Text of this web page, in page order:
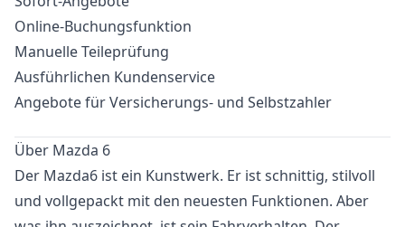
Online-Buchungsfunktion
Manuelle Teileprüfung
Ausführlichen Kundenservice
Angebote für Versicherungs- und Selbstzahler
Über Mazda 6
Der Mazda6 ist ein Kunstwerk. Er ist schnittig, stilvoll
und vollgepackt mit den neuesten Funktionen. Aber